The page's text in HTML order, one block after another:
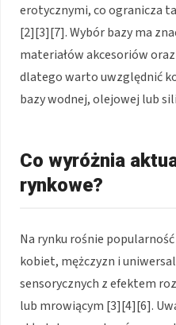
erotycznymi, co ogranicza
[2][3][7]. Wybór bazy ma
materiałów akcesoriów
dlatego warto uwzględnić
bazy wodnej, olejowej lub
Co wyróżnia
rynkowe?
Na rynku rośnie
kobiet, mężczyzn i
sensorycznych z efektem
lub mrowiącym [3][4][6].